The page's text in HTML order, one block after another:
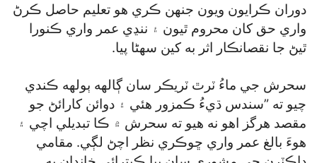
دوران ڪرايون ويون جنهن ڪري هو تعليم حاصل ڪرڻ
واري حق کان محروم ٿيون ۽ ننڍي عمر واري ڪنورا
ٿيڻ جا نقصانڪار اثر به کين سهڻا پيا.
سحرش جي ماءُ ٽرٿ ٽريڪر سان ڳالهه ٻولهه ڪندي
چيو ته ”سندس ڌيءُ ڪمزور هئي ۽ دوائن کارائڻ جو
مقصد هرگز اهو نه هيو ته سحرش ۾ ڪا تبديلي اچي ۽
هوءَ بالغ عمر واري ڇوڪري نظر اچڻ لڳي. مقامي